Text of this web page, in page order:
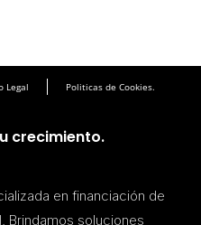
Legal Politicas de Cookies.
crecimiento.
en financiación de
Brindamos soluciones